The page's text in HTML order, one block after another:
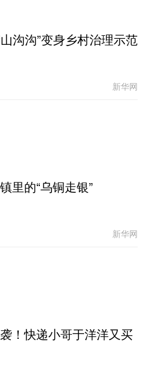
山沟沟”变身乡村治理示范
新华网
里的“乌铜走银”
新华网
！快递小哥于洋洋又买